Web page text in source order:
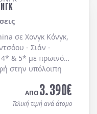
σε Χονγκ Κόνγκ,
- Σιάν -
4* & 5* με πρωινό
στην υπόλοιπη
ΑΠΟ3.390€
Τελική τιμή ανά άτομο